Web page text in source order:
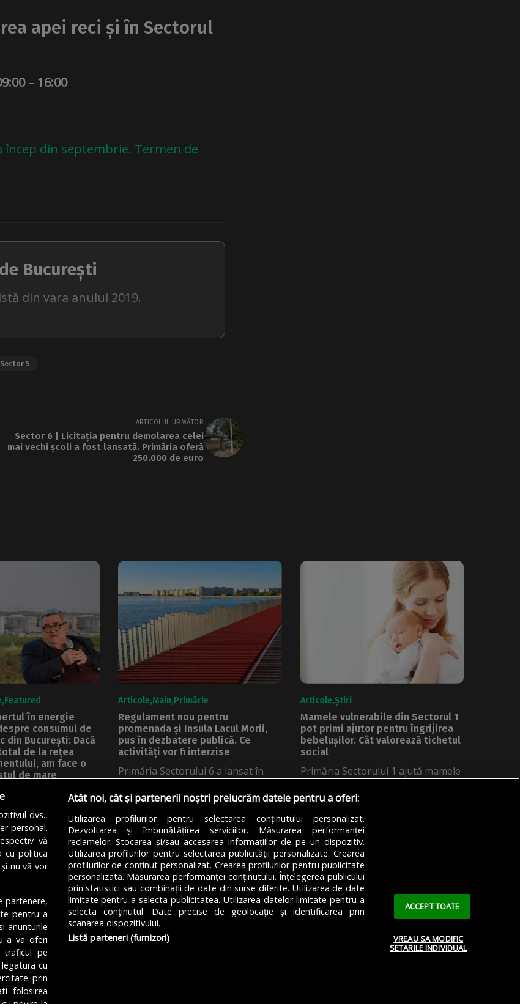
apei reci și în Sectorul
– 16:00
din septembrie. Termen de
București
din vara anului 2019.
Sector 5
ARTICOLUL URMĂTOR
Sector 6 | Licitația pentru demolarea celei
mai vechi școli a fost lansată. Primăria oferă
250.000 de euro
Featured
în energie
consumul de
din București: Dacă
de la rețea
am face o
de mare
de trenuri de
vehiculată
05/08/2026
Articole Main Primărie
Regulament nou pentru
promenada și Insula Lacul Morii,
pus în dezbatere publică. Ce
activități vor fi interzise
Primăria Sectorului 6 a lansat în
regulament pentru...
DEANDREEA STĂNĂRÎNGĂ 05/08/2026
Articole Știri
Mamele vulnerabile din Sectorul 1
pot primi ajutor pentru îngrijirea
bebelușilor. Cât valorează tichetul
social
Primăria Sectorului 1 ajută mamele
tichet social...
DE DIANA MATEI 05/08/2026
MODIFICĂ SETĂRILE COOKIES
dvs.,
personal.
vă
cu politica
nu vă vor
partenere,
pentru a
anunturile
a va oferi
traficul pe
cu
prin
folosirea
Atât noi, cât și partenerii noștri prelucrăm datele pentru a oferi:
Utilizarea profilurilor pentru selectarea conținutului personalizat.
Dezvoltarea și îmbunătățirea serviciilor. Măsurarea performanței
reclamelor. Stocarea și/sau accesarea informațiilor de pe un dispozitiv.
Utilizarea profilurilor pentru selectarea publicității personalizate. Crearea
profilurilor de conținut personalizat. Crearea profilurilor pentru publicitate
personalizată. Măsurarea performanței conținutului. Înțelegerea publicului
prin statistici sau combinații de date din surse diferite. Utilizarea de date
limitate pentru a selecta publicitatea. Utilizarea datelor limitate pentru a
selecta conținutul. Date precise de geolocație și identificarea prin
scanarea dispozitivului.
Listă parteneri (furnizori)
ACCEPT TOATE
VREAU SA MODIFIC
SETARILE INDIVIDUAL